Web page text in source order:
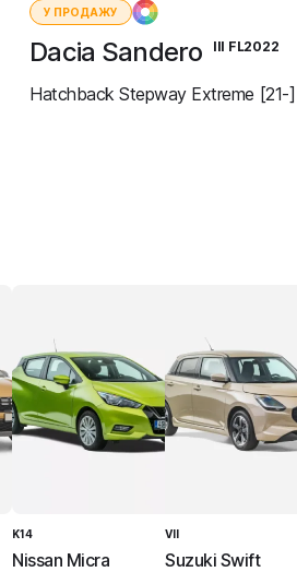
У ПРОДАЖУ
Dacia Sandero III FL2022
Hatchback Stepway Extreme [21-]
K14
Nissan Micra
VII
Suzuki Swift